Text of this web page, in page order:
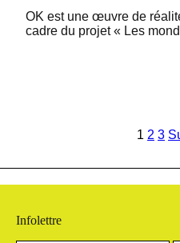
OK est une œuvre de
cadre du projet « Les
1 2 3
Infolettre